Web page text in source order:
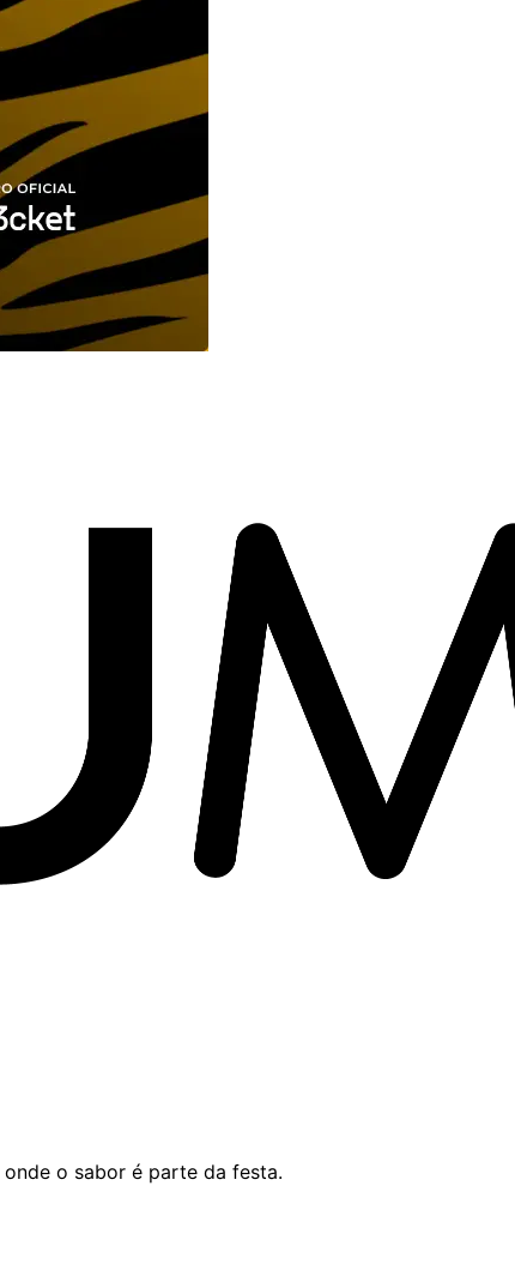
o sabor é parte da festa.